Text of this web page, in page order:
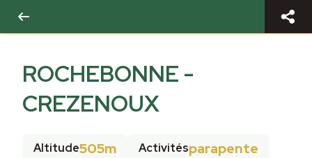
ROCHEBONNE -
CREZENOUX
Altitude505m Activitésparapente